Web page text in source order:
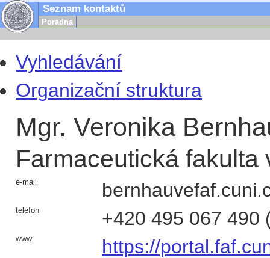
Seznam kontaktů
Poradna
Vyhledávání
Organizační struktura
Mgr. Veronika
Farmaceutická fakulta
e-mail bernhauve
telefon +420 495 067 490
www https://